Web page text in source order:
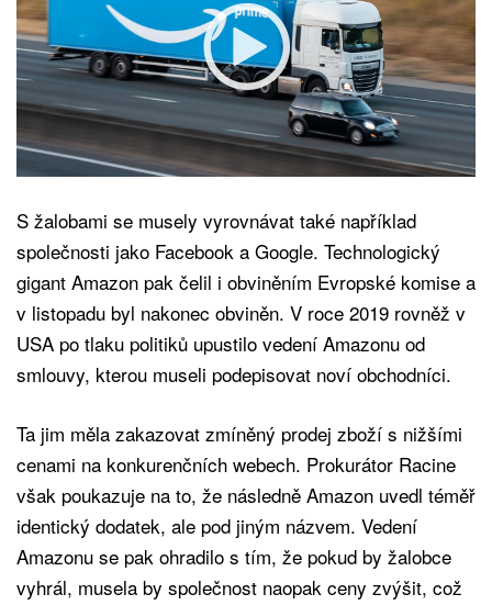
S žalobami se musely vyrovnávat také například
společnosti jako Facebook a Google. Technologický
gigant Amazon pak čelil i obviněním Evropské komise a
v listopadu byl nakonec obviněn. V roce 2019 rovněž v
USA po tlaku politiků upustilo vedení Amazonu od
smlouvy, kterou museli podepisovat noví obchodníci.
Ta jim měla zakazovat zmíněný prodej zboží s nižšími
cenami na konkurenčních webech. Prokurátor Racine
však poukazuje na to, že následně Amazon uvedl téměř
identický dodatek, ale pod jiným názvem. Vedení
Amazonu se pak ohradilo s tím, že pokud by žalobce
vyhrál, musela by společnost naopak ceny zvýšit, což